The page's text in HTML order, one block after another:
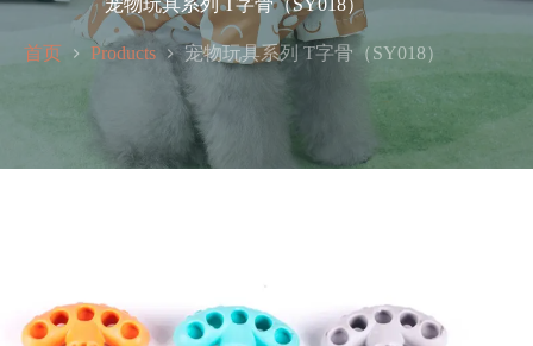
首页 Products 宠物玩具系列 T字骨（SY018）